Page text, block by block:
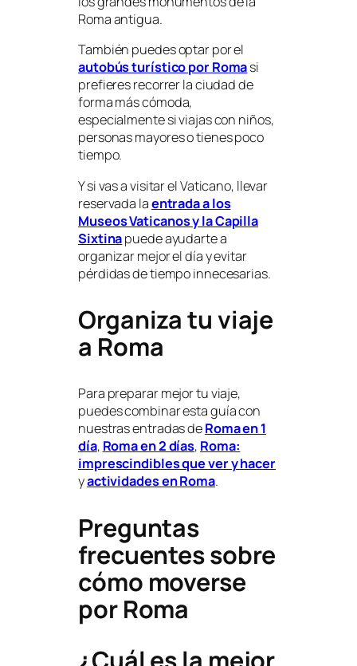
Roma antigua.
También puedes optar por el
autobús turístico por Romasi
prefieres recorrer la ciudad de
forma más cómoda,
especialmente si viajas con niños,
personas mayores o tienes poco
tiempo.
Y si vas a visitar el Vaticano, llevar
reservada laentrada a los
Museos Vaticanos y la Capilla
Sixtinapuede ayudarte a
organizar mejor el día y evitar
pérdidas de tiempo innecesarias.
Organiza tu viaje
a Roma
Para preparar mejor tu viaje,
puedes combinar esta guía con
nuestras entradas deRoma en 1
día, Roma en 2 días, Roma:
imprescindibles que ver y hacer
yactividades en Roma.
Preguntas
frecuentes sobre
cómo moverse
por Roma